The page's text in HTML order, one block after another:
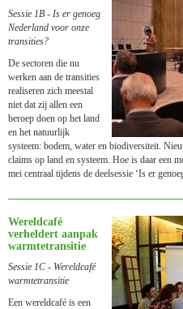
Sessie 1B - Is er genoeg
Nederland voor onze
transities?
De sectoren die nu
werken aan de transities
realiseren zich meestal
niet dat zij allen een
beroep doen op het land
en het natuurlijk
systeem: bodem, water en biodiversiteit.
claims op land en systeem. Hoe is daar een
mei centraal tijdens de deelsessie ‘Is er
Wereld­café
verheldert aanpak
warmte­transitie
Sessie 1C - Wereldcafé
warmte­transitie
Een wereldcafé is een